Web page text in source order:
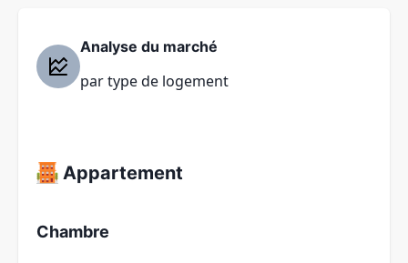
Analyse du marché
par type de logement
Appartement
Chambre